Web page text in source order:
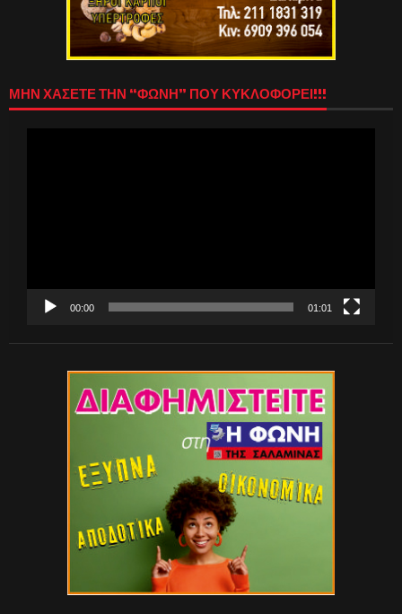
ΜΗΝ ΧΑΣΕΤΕ ΤΗΝ “ΦΩΝΗ” ΠΟΥ ΚΥΚΛΟΦΟΡΕΙ!!!
00:00 01:01